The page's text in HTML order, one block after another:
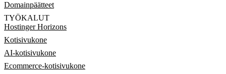
Domainpäätteet
TYÖKALUT
Hostinger Horizons
Kotisivukone
AI-kotisivukone
Ecommerce-kotisivukone